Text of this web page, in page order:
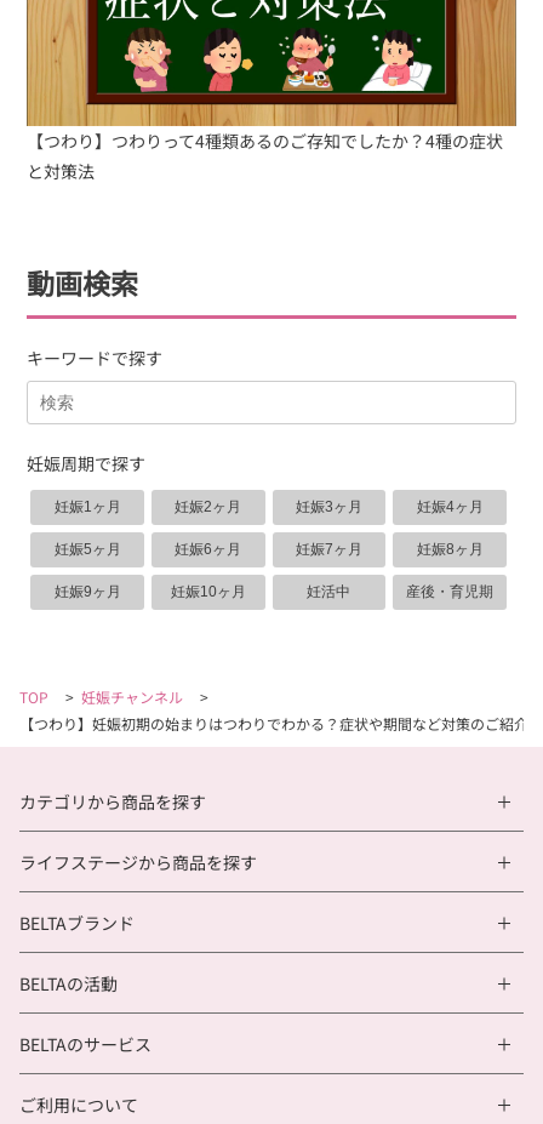
【つわり】つわりって4種類あるのご存知でしたか？4種の症状
と対策法
動画検索
キーワードで探す
妊娠周期で探す
妊娠1ヶ月 妊娠2ヶ月 妊娠3ヶ月 妊娠4ヶ月
妊娠5ヶ月 妊娠6ヶ月 妊娠7ヶ月 妊娠8ヶ月
妊娠9ヶ月 妊娠10ヶ月 妊活中 産後・育児期
TOP > 妊娠チャンネル
>
【つわり】妊娠初期の始まりはつわりでわかる？症状や期間など対策のご紹介
カテゴリから商品を探す
ライフステージから商品を探す
BELTAブランド
BELTAの活動
BELTAのサービス
ご利用について